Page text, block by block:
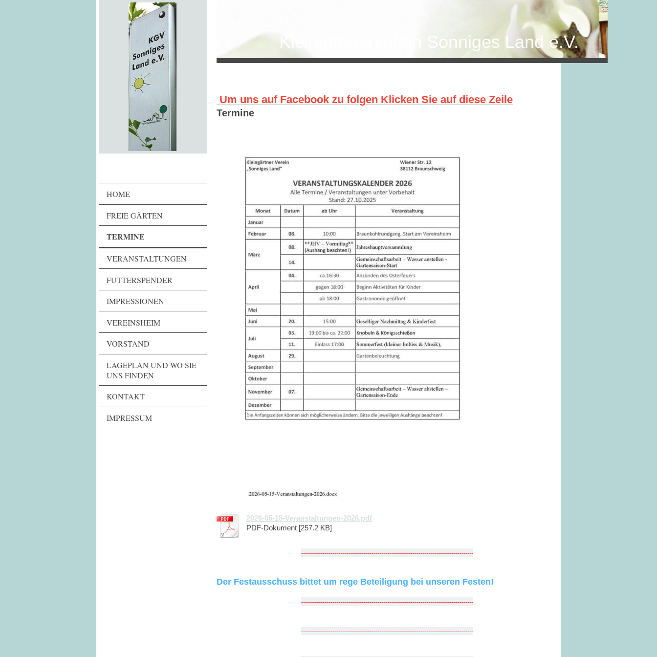
HOME
FREIE GÄRTEN
TERMINE
VERANSTALTUNGEN
FUTTERSPENDER
IMPRESSIONEN
VEREINSHEIM
VORSTAND
LAGEPLAN UND WO SIE
UNS FINDEN
KONTAKT
IMPRESSUM
Kleingärtnerverein Sonniges Land e.V.
Um uns auf Facebookzu folgen Klicken Sie auf diese Zeile
Termine
2026-05-15-Veranstaltungen-2026.pdf
PDF-Dokument [257.2 KB]
----------------------------------------------------------------------------------------
Der Festausschuss bittet um rege Beteiligung bei unseren Festen!
----------------------------------------------------------------------------------------
----------------------------------------------------------------------------------------